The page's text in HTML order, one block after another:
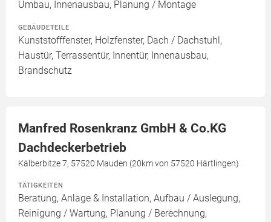
Umbau, Innenausbau, Planung / Montage
GEBÄUDETEILE
Kunststofffenster, Holzfenster, Dach / Dachstuhl,
Haustür, Terrassentür, Innentür, Innenausbau,
Brandschutz
Manfred Rosenkranz GmbH & Co.KG
Dachdeckerbetrieb
Kälberbitze 7, 57520 Mauden (20km von 57520 Härtlingen)
TÄTIGKEITEN
Beratung, Anlage & Installation, Aufbau / Auslegung,
Reinigung / Wartung, Planung / Berechnung,